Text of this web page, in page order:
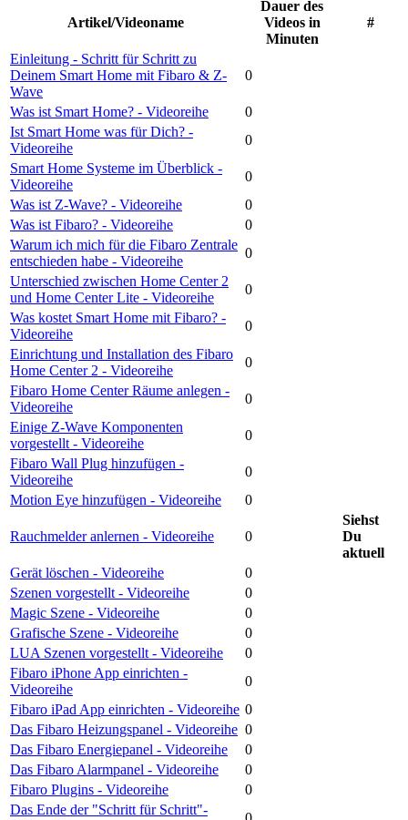
Artikel/Videoname
Dauer des
Videos in
Minuten
#
Einleitung - Schritt für Schritt zu
Deinem Smart Home mit Fibaro & Z-
Wave
0
Was ist Smart Home? - Videoreihe
0
Ist Smart Home was für Dich? -
Videoreihe
0
Smart Home Systeme im Überblick -
Videoreihe
0
Was ist Z-Wave? - Videoreihe
0
Was ist Fibaro? - Videoreihe
0
Warum ich mich für die Fibaro Zentrale
entschieden habe - Videoreihe
0
Unterschied zwischen Home Center 2
und Home Center Lite - Videoreihe
0
Was kostet Smart Home mit Fibaro? -
Videoreihe
0
Einrichtung und Installation des Fibaro
Home Center 2 - Videoreihe
0
Fibaro Home Center Räume anlegen -
Videoreihe
0
Einige Z-Wave Komponenten
vorgestellt - Videoreihe
0
Fibaro Wall Plug hinzufügen -
Videoreihe
0
Motion Eye hinzufügen - Videoreihe
0
Rauchmelder anlernen - Videoreihe 0
Siehst
Du
aktuell
Gerät löschen - Videoreihe
0
Szenen vorgestellt - Videoreihe
0
Magic Szene - Videoreihe
0
Grafische Szene - Videoreihe
0
LUA Szenen vorgestellt - Videoreihe
0
Fibaro iPhone App einrichten -
Videoreihe
0
Fibaro iPad App einrichten - Videoreihe 0
Das Fibaro Heizungspanel - Videoreihe 0
Das Fibaro Energiepanel - Videoreihe
0
Das Fibaro Alarmpanel - Videoreihe
0
Fibaro Plugins - Videoreihe
0
Das Ende der "Schritt für Schritt"-